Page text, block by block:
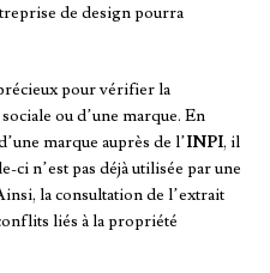
de design pourra
pour vérifier la
ou d’une marque. En
marque auprès de l’INPI, il
ci n’est pas déjà utilisée par une
la consultation de l’extrait
liés à la propriété